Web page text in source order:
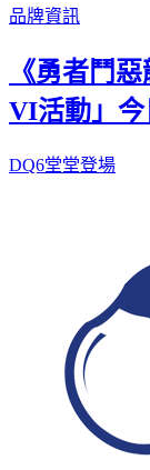
品牌資訊
《勇者鬥
VI活動」今
DQ6堂堂登場